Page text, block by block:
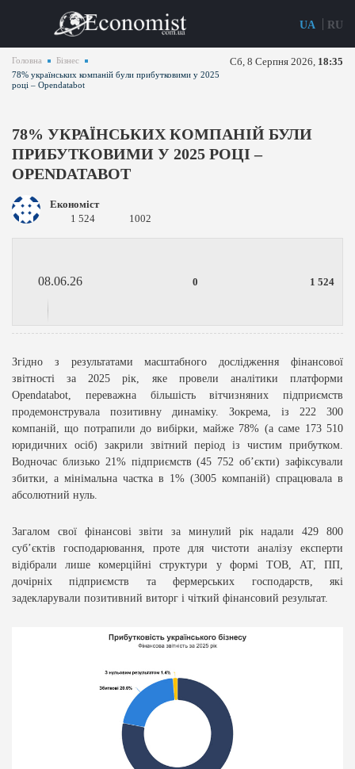
UA RU
Головна
Бізнес
78% українських компаній були прибутковими у 2025
році – Opendatabot
Сб, 8 Серпня 2026, 18:35
78% УКРАЇНСЬКИХ КОМПАНІЙ БУЛИ
ПРИБУТКОВИМИ У 2025 РОЦІ –
OPENDATABOT
Економіст
1 524
1002
08.06.26 0 1 524
Згідно з результатами масштабного дослідження фінансової
звітності за 2025 рік, яке провели аналітики платформи
Opendatabot, переважна більшість вітчизняних підприємств
продемонструвала позитивну динаміку. Зокрема, із 222 300
компаній, що потрапили до вибірки, майже 78% (а саме 173 510
юридичних осіб) закрили звітний період із чистим прибутком.
Водночас близько 21% підприємств (45 752 об’єкти) зафіксували
збитки, а мінімальна частка в 1% (3005 компаній) спрацювала в
абсолютний нуль.
Загалом свої фінансові звіти за минулий рік надали 429 800
суб’єктів господарювання, проте для чистоти аналізу експерти
відібрали лише комерційні структури у формі ТОВ, АТ, ПП,
дочірніх підприємств та фермерських господарств, які
задекларували позитивний виторг і чіткий фінансовий результат.